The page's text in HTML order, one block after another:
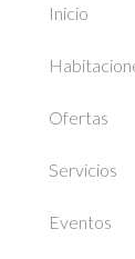
Inicio
Ofertas
Servicios
Eventos